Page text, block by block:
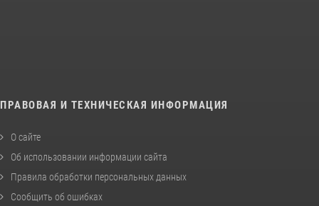
ПРАВОВАЯ И ТЕХНИЧЕСКАЯ ИНФОРМАЦИЯ
О сайте
Об использовании информации сайта
Правила обработки персональных данных
Сообщить об ошибках